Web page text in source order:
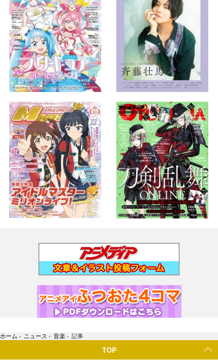
ホーム › ニュース › 音楽 › 記事
TOP